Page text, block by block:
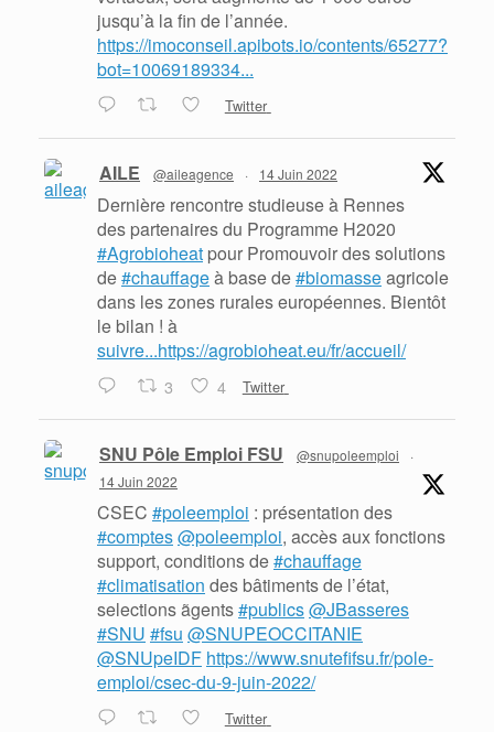
jusqu’à la fin de l’année.
https://imoconseil.apibots.io/contents/65277?
bot=10069189334...
Twitter
AILE @aileagence · 14 Juin 2022
Dernière rencontre studieuse à Rennes
des partenaires du Programme H2020
#Agrobioheat pour Promouvoir des solutions
de#chauffageà base de#biomasseagricole
dans les zones rurales européennes. Bientôt
le bilan ! à
suivre...https://agrobioheat.eu/fr/accueil/
3 4 Twitter
SNU Pôle Emploi FSU @snupoleemploi
·
14 Juin 2022
CSEC #poleemploi : présentation des
#comptes@poleemploi, accès aux fonctions
support, conditions de#chauffage
#climatisation des bâtiments de l’état,
selections ãgents#publics@JBasseres
#SNU #fsu @SNUPEOCCITANIE
@SNUpeIDF https://www.snutefifsu.fr/pole-
emploi/csec-du-9-juin-2022/
Twitter